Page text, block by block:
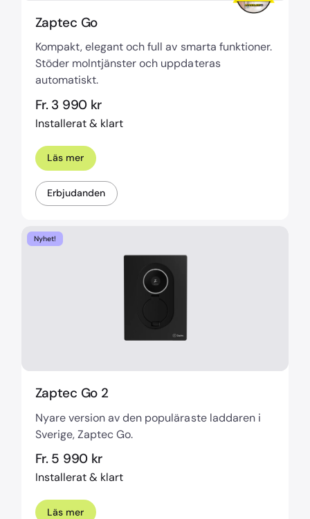
Zaptec Go
Kompakt, elegant och full av smarta funktioner.
Stöder molntjänster och uppdateras
automatiskt.
Fr. 3 990 kr
Installerat & klart
Läs mer
Erbjudanden
Nyhet!
Zaptec Go 2
Nyare version av den populäraste laddaren i
Sverige, Zaptec Go.
Fr. 5 990 kr
Installerat & klart
Läs mer